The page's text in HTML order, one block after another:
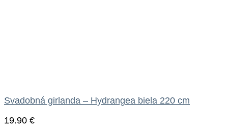
Svadobná girlanda – Hydrangea biela 220 cm
19.90 €